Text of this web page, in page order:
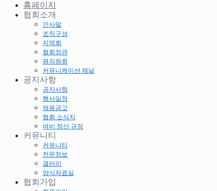
홈페이지
협회소개
인사말
조직구성
지역회
협회정관
평의원회
커뮤니케이션 채널
공지사항
공지사항
행사일정
채용공고
협회 소식지
여비 정산 규정
커뮤니티
커뮤니티
전문정보
갤러리
양식자료실
협회가입